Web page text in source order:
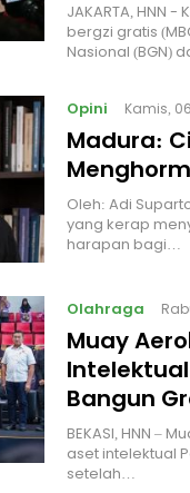
JAKARTA, HNN
bergzi gratis
Nasional (BGN)
Opini Kamis,
Madura:
Oleh: Adi
yang kerap
harapan bagi…
Olahraga
Muay
Intelektual
Bangun
BEKASI, HNN –
aset intelektual
setelah…